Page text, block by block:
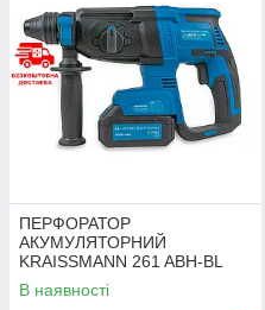
ПЕРФОРАТОР
АКУМУЛЯТОРНИЙ
KRAISSMANN 261 ABH-BL
20/2 MP (M-POWER SERIES
20) ®
В наявності